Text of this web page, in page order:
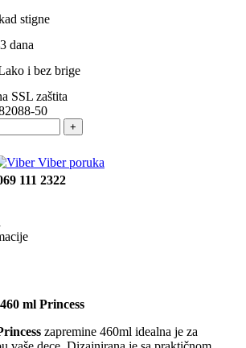
stigne
dana
i bez brige
SSL zaštita
50
+
Viber poruka
111 2322
ml Princess
zapremine 460ml idealna je za